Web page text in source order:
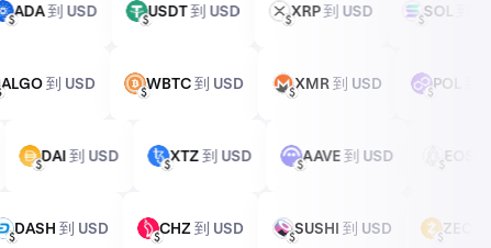
ADA
ADA到 USD
USDTUSDT到 USD
XRP
XRP到 USD
SOL
SOL
ALGO
ALGO 到 USD
WBTCWBTC 到 USD
XMR XMR 到 USD
POL
POL
DAI DAI到 USD
XTZ
XTZ到 USD
AAVEAAVE到 USD
EOS
DASHDASH到 USD
CHZ CHZ到 USD
SUSHI SUSHI到 USD
ZEC